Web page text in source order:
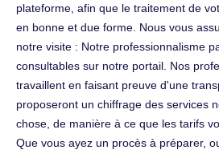
plateforme, afin que le traitement de
en bonne et due forme. Nous vous
notre visite : Notre professionnalisme
consultables sur notre portail. Nos
travaillent en faisant preuve d'une
proposeront un chiffrage des services
chose, de manière à ce que les tarifs
Que vous ayez un procès à préparer,